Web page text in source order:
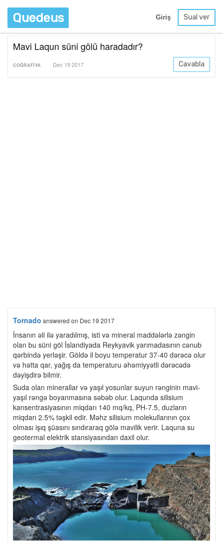
Quedeus Giriş Sual ver
Mavi Laqun süni gölü haradadır?
COĞRAFIYA Dec 19 2017 Cavabla
Tornado answered on Dec 19 2017
İnsanın əli ilə yaradılmış, isti və mineral maddələrlə zəngin
olan bu süni göl İslandiyada Reykyavik yarımadasının cənub
qərbində yerləşir. Göldə il boyu temperatur 37-40 dərəcə olur
və hətta qar, yağış da temperaturu əhəmiyyətli dərəcədə
dəyişdirə bilmir.
Suda olan minerallar və yaşıl yosunlar suyun rənginin mavi-
yaşıl rəngə boyanmasına səbəb olur. Laqunda silisium
kansentrasiyasının miqdarı 140 mq/kq, PH-7.5, duzların
miqdarı 2.5% təşkil edir. Məhz silisium molekullarının çox
olması işıq şüasını sındıraraq gölə mavilik verir. Laquna su
geotermal elektrik stansiyasından daxil olur.